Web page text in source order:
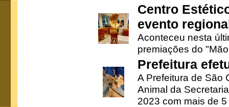
Centro
evento
Aconteceu nesta
premiações do
Prefeitura
A Prefeitura de São
Animal da
2023 com mais de 5